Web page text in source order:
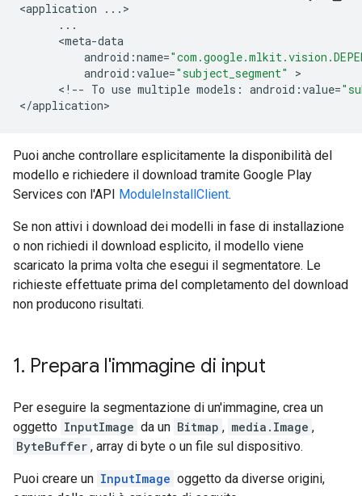
<application ... >
...
      <
meta-data
android :name=
android :value="subject_segment"
>
      <
! -- To use multiple models : android :value=
</application
Puoi anche controllare esplicitamente la disponibilità del
modello e richiedere il download tramite Google Play
Services con l'API ModuleInstallClient.
Se non attivi i download dei modelli in fase di installazione
o non richiedi il download esplicito, il modello viene
scaricato la prima volta che esegui il segmentatore. Le
richieste effettuate prima del completamento del download
non producono risultati.
1. Prepara l'immagine di input
Per eseguire la segmentazione di un'immagine, crea un
oggetto InputImage da un Bitmap , media.Image ,
ByteBuffer , array di byte o un file sul dispositivo.
Puoi creare un InputImage oggetto da diverse origini,